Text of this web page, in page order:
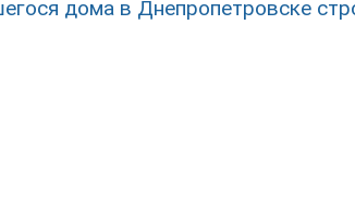
дома в Днепропетровске